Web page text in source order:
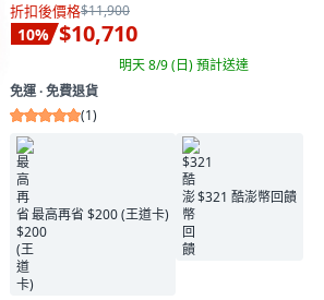
折扣後價格$11,900
10% $10,710
明天 8/9 (日)預計送達
免運 ∙ 免費退貨
(1)
最高再省 $200 (王道卡)
$321 酷澎幣回饋